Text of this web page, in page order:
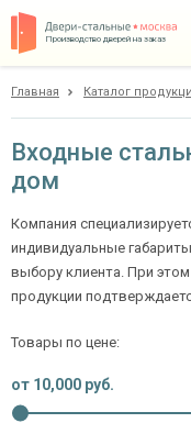
Производство дверей на заказ
Доставка
Установка
Галерея
Главная Каталог
Входные
дом
Компания
индивидуальные
выбору клиента. При
продукции
Товары по цене:
от 10,000 руб.